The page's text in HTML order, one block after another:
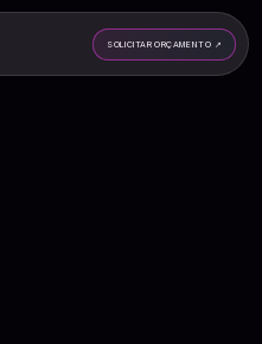
SOLICITAR ORÇAMENTO ↗